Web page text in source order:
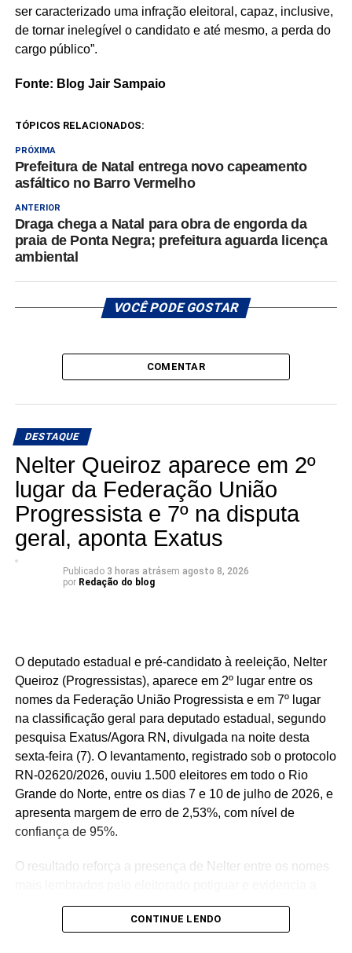
ser caracterizado uma infração eleitoral, capaz, inclusive,
de tornar inelegível o candidato e até mesmo, a perda do
cargo público”.
Fonte: Blog Jair Sampaio
TÓPICOS RELACIONADOS:
PRÓXIMA
Prefeitura de Natal entrega novo capeamento
asfáltico no Barro Vermelho
ANTERIOR
Draga chega a Natal para obra de engorda da
praia de Ponta Negra; prefeitura aguarda licença
ambiental
VOCÊ PODE GOSTAR
COMENTAR
DESTAQUE
Nelter Queiroz aparece em 2º
lugar da Federação União
Progressista e 7º na disputa
geral, aponta Exatus
Publicado 3 horas atrásem agosto 8, 2026
por Redação do blog
O deputado estadual e pré-candidato à reeleição, Nelter
Queiroz (Progressistas), aparece em 2º lugar entre os
nomes da Federação União Progressista e em 7º lugar
na classificação geral para deputado estadual, segundo
pesquisa Exatus/Agora RN, divulgada na noite desta
sexta-feira (7). O levantamento, registrado sob o protocolo
RN-02620/2026, ouviu 1.500 eleitores em todo o Rio
Grande do Norte, entre os dias 7 e 10 de julho de 2026, e
apresenta margem de erro de 2,53%, com nível de
confiança de 95%.
O resultado reforça a presença de Nelter entre os nomes
competitividade de sua pré-candidatura à reeleição para
a Assembleia Legislativa. Para o parlamentar, os
CONTINUE LENDO